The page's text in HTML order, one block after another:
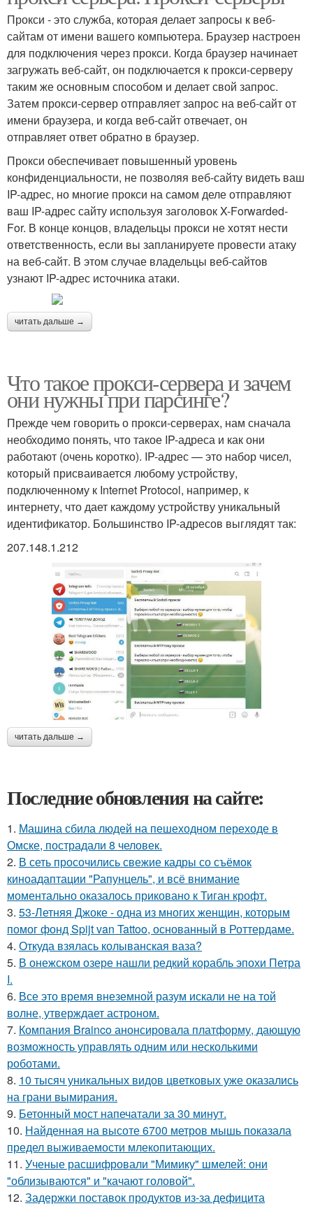
Прокси - это служба, которая делает запросы к веб-
сайтам от имени вашего компьютера. Браузер настроен
для подключения через прокси. Когда браузер начинает
загружать веб-сайт, он подключается к прокси-серверу
таким же основным способом и делает свой запрос.
Затем прокси-сервер отправляет запрос на веб-сайт от
имени браузера, и когда веб-сайт отвечает, он
отправляет ответ обратно в браузер.
Прокси обеспечивает повышенный уровень
конфиденциальности, не позволяя веб-сайту видеть ваш
IP-адрес, но многие прокси на самом деле отправляют
ваш IP-адрес сайту используя заголовок X-Forwarded-
For. В конце концов, владельцы прокси не хотят нести
ответственность, если вы запланируете провести атаку
на веб-сайт. В этом случае владельцы веб-сайтов
узнают IP-адрес источника атаки.
читать дальше →
Что такое прокси-сервера и зачем
они нужны при парсинге?
Прежде чем говорить о прокси-серверах, нам сначала
необходимо понять, что такое IP-адреса и как они
работают (очень коротко). IP-адрес — это набор чисел,
который присваивается любому устройству,
подключенному к Internet Protocol, например, к
интернету, что дает каждому устройству уникальный
идентификатор. Большинство IP-адресов выглядят так:
207.148.1.212
читать дальше →
Последние обновления на сайте:
1. Машина сбила людей на пешеходном переходе в
Омске, пострадали 8 человек.
2. В сеть просочились свежие кадры со съёмок
киноадаптации "Рапунцель", и всё внимание
моментально оказалось приковано к Тиган крофт.
3. 53-Летняя Джоке - одна из многих женщин, которым
помог фонд Spijt van Tattoo, основанный в Роттердаме.
4. Откуда взялась колыванская ваза?
5. В онежском озере нашли редкий корабль эпохи Петра
I.
6. Все это время внеземной разум искали не на той
волне, утверждает астроном.
7. Компания Brainco анонсировала платформу, дающую
возможность управлять одним или несколькими
роботами.
8. 10 тысяч уникальных видов цветковых уже оказались
на грани вымирания.
9. Бетонный мост напечатали за 30 минут.
10. Найденная на высоте 6700 метров мышь показала
предел выживаемости млекопитающих.
11. Ученые расшифровали "Мимику" шмелей: они
"облизываются" и "качают головой".
12. Задержки поставок продуктов из-за дефицита